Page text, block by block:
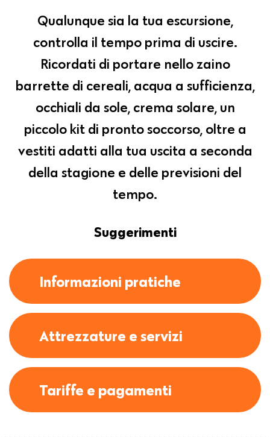
Qualunque sia la tua escursione,
controlla il tempo prima di uscire.
Ricordati di portare nello zaino
barrette di cereali, acqua a sufficienza,
occhiali da sole, crema solare, un
piccolo kit di pronto soccorso, oltre a
vestiti adatti alla tua uscita a seconda
della stagione e delle previsioni del
tempo.
Suggerimenti
Informazioni pratiche
Attrezzature e servizi
Tariffe e pagamenti